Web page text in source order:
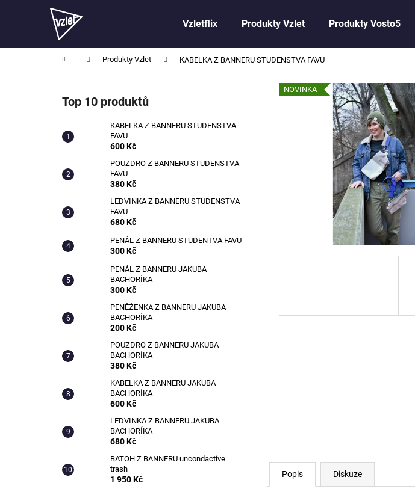
Vzletflix Produkty Vzlet Produkty Vosto5
Domů Produkty Vzlet KABELKA Z BANNERU STUDENSTVA FAVU
Top 10 produktů
KABELKA Z BANNERU STUDENSTVA
FAVU
600 Kč
POUZDRO Z BANNERU STUDENSTVA
FAVU
380 Kč
LEDVINKA Z BANNERU STUDENSTVA
FAVU
680 Kč
PENÁL Z BANNERU STUDENTVA FAVU
300 Kč
PENÁL Z BANNERU JAKUBA
BACHORÍKA
300 Kč
PENĚŽENKA Z BANNERU JAKUBA
BACHORÍKA
200 Kč
POUZDRO Z BANNERU JAKUBA
BACHORÍKA
380 Kč
KABELKA Z BANNERU JAKUBA
BACHORÍKA
600 Kč
LEDVINKA Z BANNERU JAKUBA
BACHORÍKA
680 Kč
BATOH Z BANNERU uncondactive
trash
1 950 Kč
NOVINKA
Popis Diskuze
Zpět
do
Zpět
do
Co potřebujete najít?
Doporučujeme
KABELKA Z BANNERU STUDENSTVA
FAVU